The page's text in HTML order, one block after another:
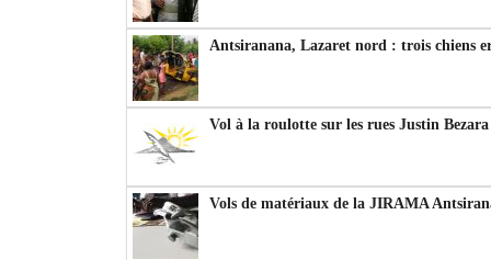
Antsiranana, Lazaret nord : trois chiens
Vol à la roulotte sur les rues Justin
Vols de matériaux de la JIRAMA